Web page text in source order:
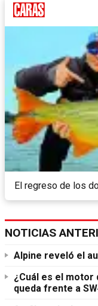
El regreso de los
NOTICIAS
Alpine reveló el
¿Cuál es el motor
queda frente a